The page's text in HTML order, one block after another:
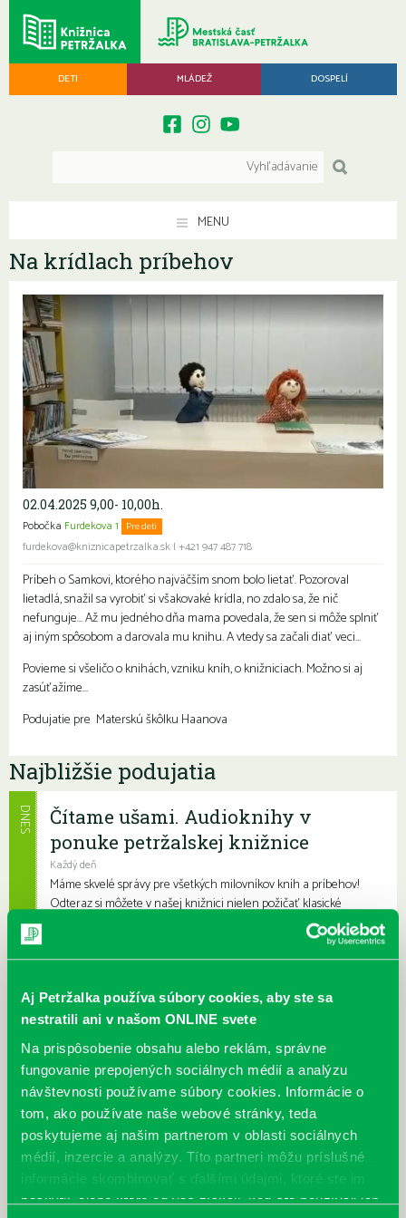
Aj Petržalka používa súbory cookies, aby ste sa
nestratili ani v našom ONLINE svete
Na prispôsobenie obsahu alebo reklám, správne
fungovanie prepojených sociálnych médií a analýzu
návštevnosti používame súbory cookies. Informácie o
tom, ako používate naše webové stránky, teda
poskytujeme aj našim partnerom v oblasti sociálnych
médií, inzercie a analýzy. Títo partneri môžu príslušné
informácie skombinovať s ďalšími údajmi, ktoré ste im
poskytli, alebo ktoré od vás získali, keď ste používali ich
DETI MLÁDEŽ DOSPELÍ
MENU
Na krídlach príbehov
02.04.2025 9,00- 10,00h.
Pobočka Furdekova 1 Pre deti
furdekova@kniznicapetrzalka.sk | +421 947 487 718
Príbeh o Samkovi, ktorého najväčším snom bolo lietať. Pozoroval
lietadlá, snažil sa vyrobiť si všakovaké krídla, no zdalo sa, že nič
nefunguje… Až mu jedného dňa mama povedala, že sen si môže splniť
aj iným spôsobom a darovala mu knihu. A vtedy sa začali diať veci…
Povieme si všeličo o knihách, vzniku kníh, o knižniciach. Možno si aj
zasúťažíme…
Podujatie pre Materskú škôlku Haanova
Najbližšie podujatia
Čítame ušami. Audioknihy v
ponuke petržalskej knižnice
Každý deň
Máme skvelé správy pre všetkých milovníkov kníh a príbehov!
Odteraz si môžete v našej knižnici nielen požičať klasické
DNES
Každý deň
Výdajný box na knihy Knižnice Petržalka je umiestnený pri
je užívateľsky veľmi jednodu...
Kubo Club už aj v petržalskej
knižnici
Každý deň | Furdekova 1, Haanova 37 Lietavská 16 ,Prokofievova 5
Rovniankova 3 ,Turnianska 10 , Vavilovova 24, Vavilovova 26,
Vyšehradská 27
Obľúbení knižní hrdinovia už aj v petržalskej knižnici. Mať so